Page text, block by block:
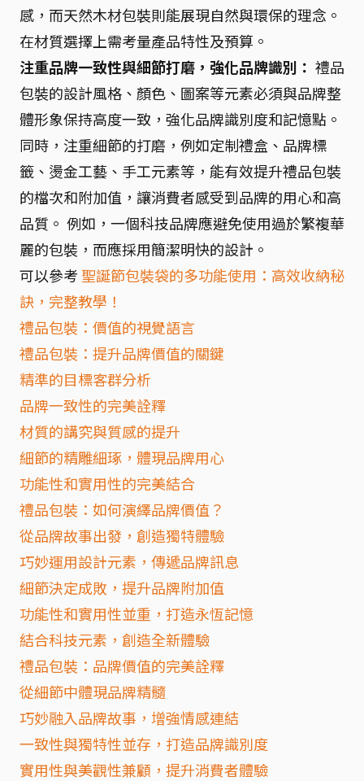
感，而天然木材包裝則能展現自然與環保的理念。
在材質選擇上需考量產品特性及預算。
注重品牌一致性與細節打磨，強化品牌識別： 禮品
包裝的設計風格、顏色、圖案等元素必須與品牌整
體形象保持高度一致，強化品牌識別度和記憶點。
同時，注重細節的打磨，例如定制禮盒、品牌標
籤、燙金工藝、手工元素等，能有效提升禮品包裝
的檔次和附加值，讓消費者感受到品牌的用心和高
品質。 例如，一個科技品牌應避免使用過於繁複華
麗的包裝，而應採用簡潔明快的設計。
可以參考 聖誕節包裝袋的多功能使用：高效收納秘
訣，完整教學！
禮品包裝：價值的視覺語言
禮品包裝：提升品牌價值的關鍵
精準的目標客群分析
品牌一致性的完美詮釋
材質的講究與質感的提升
細節的精雕細琢，體現品牌用心
功能性和實用性的完美結合
禮品包裝：如何演繹品牌價值？
從品牌故事出發，創造獨特體驗
巧妙運用設計元素，傳遞品牌訊息
細節決定成敗，提升品牌附加值
功能性和實用性並重，打造永恆記憶
結合科技元素，創造全新體驗
禮品包裝：品牌價值的完美詮釋
從細節中體現品牌精髓
巧妙融入品牌故事，增強情感連結
一致性與獨特性並存，打造品牌識別度
實用性與美觀性兼顧，提升消費者體驗